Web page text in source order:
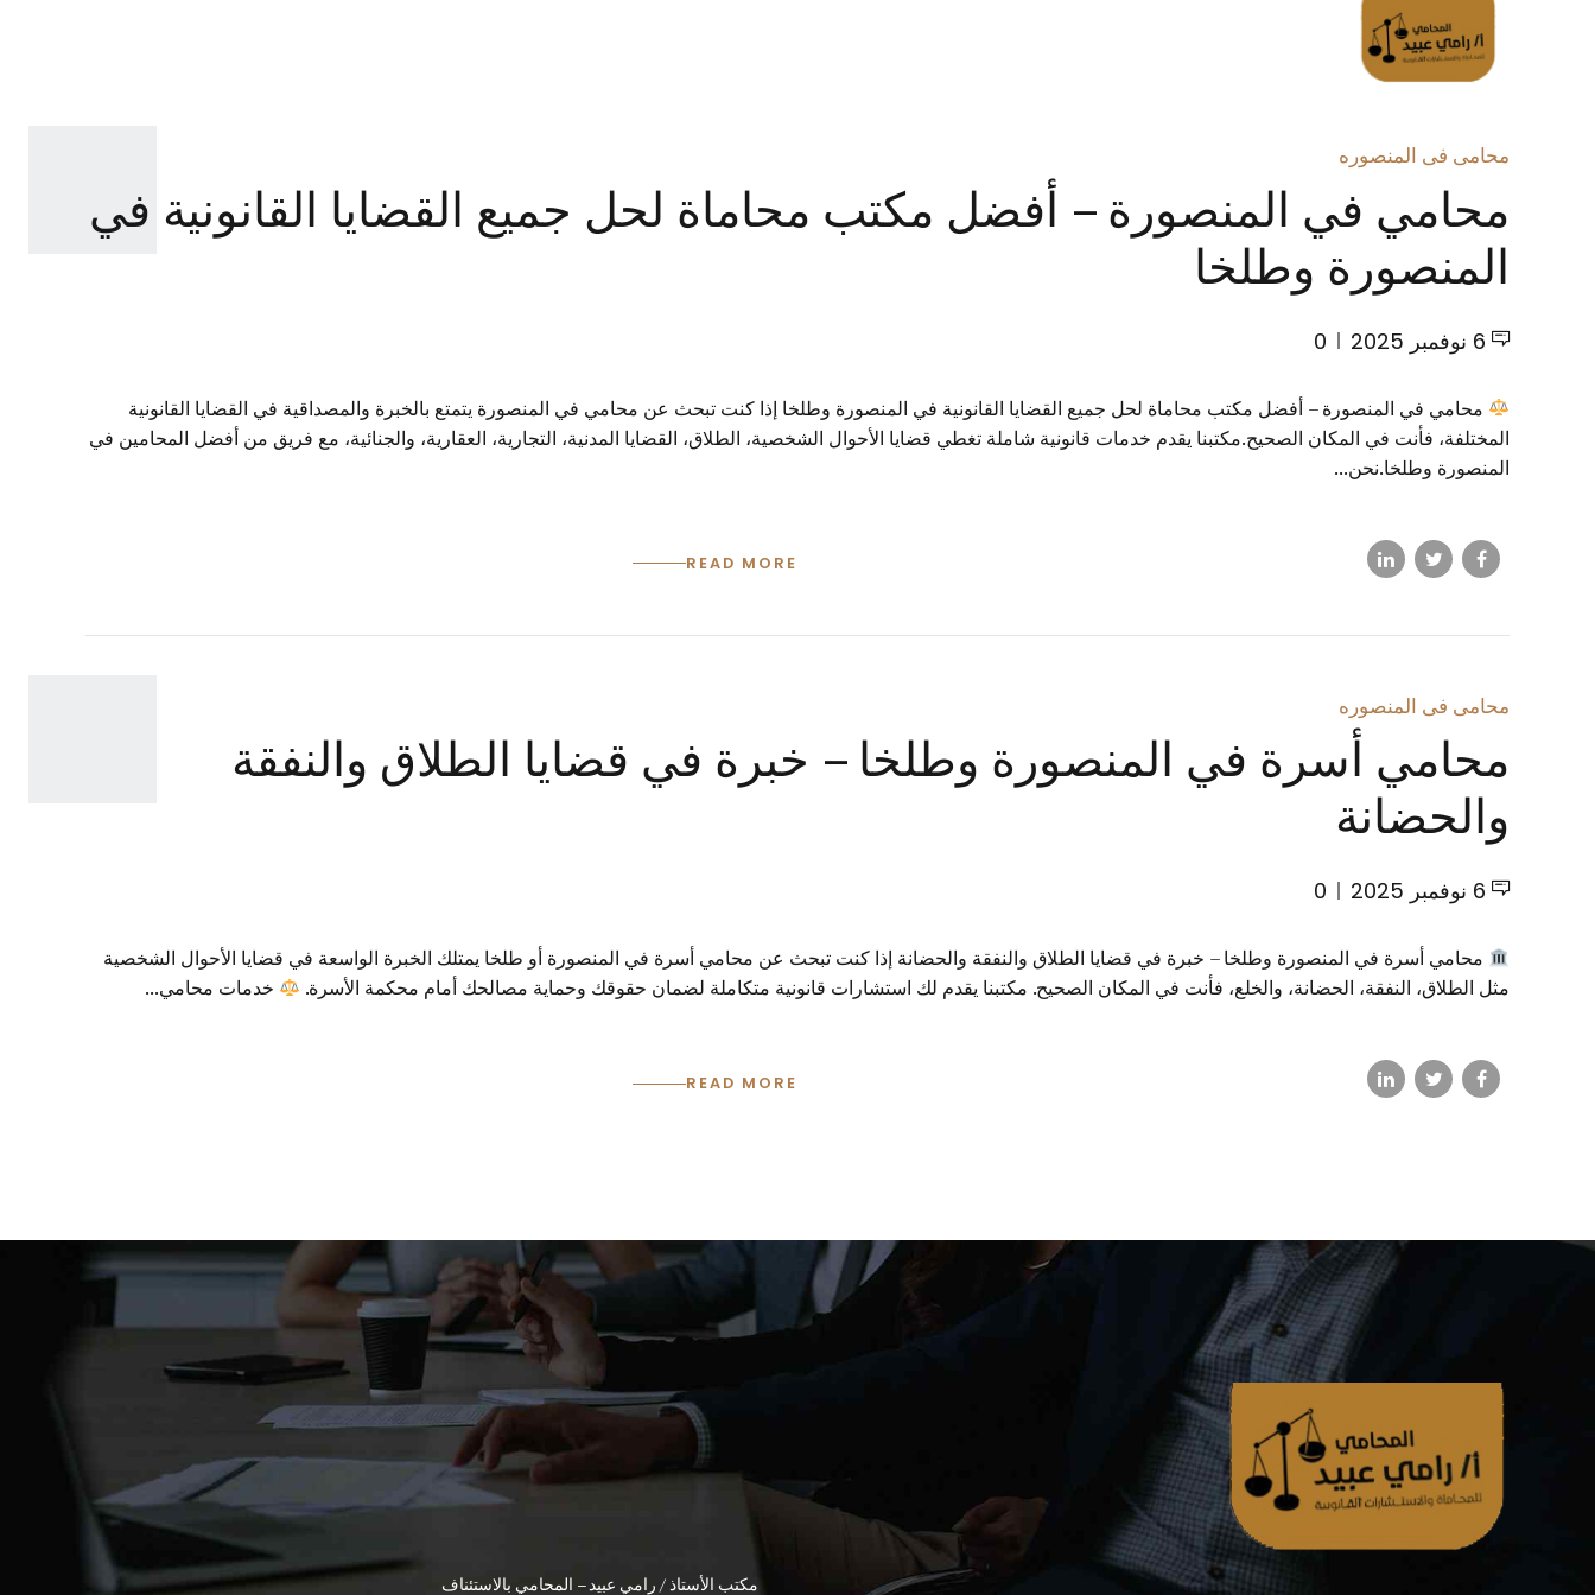
محامى فى المنصوره
محامي في المنصورة – أفضل مكتب محاماة لحل جميع القضايا القانونية في
المنصورة وطلخا
6 نوفمبر 2025 0
محامي في المنصورة – أفضل مكتب محاماة لحل جميع القضايا القانونية في المنصورة وطلخا إذا كنت تبحث عن محامي في المنصورة يتمتع بالخبرة والمصداقية في القضايا القانونية
المختلفة، فأنت في المكان الصحيح.مكتبنا يقدم خدمات قانونية شاملة تغطي قضايا الأحوال الشخصية، الطلاق، القضايا المدنية، التجارية، العقارية، والجنائية، مع فريق من أفضل المحامين في
المنصورة وطلخا.نحن...
READ MORE
محامى فى المنصوره
محامي أسرة في المنصورة وطلخا – خبرة في قضايا الطلاق والنفقة
والحضانة
6 نوفمبر 2025 0
محامي أسرة في المنصورة وطلخا – خبرة في قضايا الطلاق والنفقة والحضانة إذا كنت تبحث عن محامي أسرة في المنصورة أو طلخا يمتلك الخبرة الواسعة في قضايا الأحوال الشخصية
مثل الطلاق، النفقة، الحضانة، والخلع، فأنت في المكان الصحيح. مكتبنا يقدم لك استشارات قانونية متكاملة لضمان حقوقك وحماية مصالحك أمام محكمة الأسرة.
خدمات محامي...
READ MORE
مكتب الأستاذ / رامي عبيد – المحامي بالاستئناف